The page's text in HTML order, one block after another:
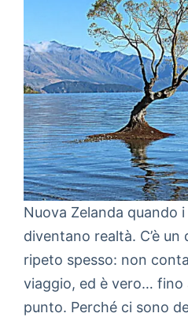
Nuova Zelanda quando
diventano realtà. C’è
ripeto spesso: non
viaggio, ed è vero… fino
punto. Perché ci sono